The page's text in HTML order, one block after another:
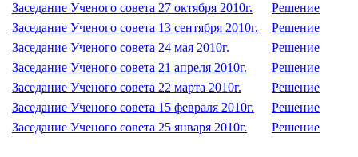
Заседание Ученого совета 27 октября 2010г.
Решение
Заседание Ученого совета 13 сентября 2010г.
Решение
Заседание Ученого совета 24 мая 2010г.
Решение
Заседание Ученого совета 21 апреля 2010г.
Решение
Заседание Ученого совета 22 марта 2010г.
Решение
Заседание Ученого совета 15 февраля 2010г.
Решение
Заседание Ученого совета 25 января 2010г.
Решение